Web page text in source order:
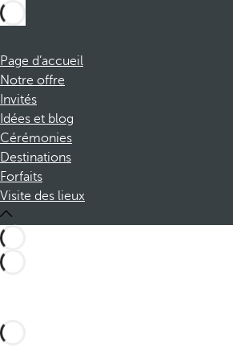
Page d’accueil
Notre offre
Invités
Idées et blog
Cérémonies
Destinations
Forfaits
Visite des lieux